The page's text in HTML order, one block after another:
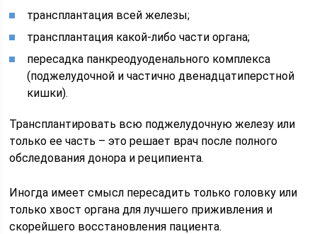
трансплантация всей железы;
трансплантация какой-либо части органа;
пересадка панкреодуоденального комплекса
(поджелудочной и частично двенадцатиперстной
кишки).
Трансплантировать всю поджелудочную железу или
только ее часть – это решает врач после полного
обследования донора и реципиента.
Иногда имеет смысл пересадить только головку или
только хвост органа для лучшего приживления и
скорейшего восстановления пациента.